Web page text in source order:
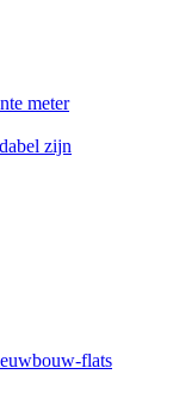
meter
zijn
flats